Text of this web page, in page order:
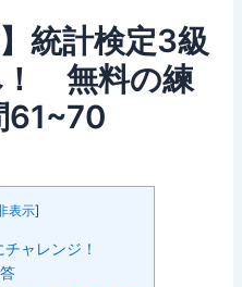
統計検定3級
！ 無料の練
61~70
表示]
ャレンジ！